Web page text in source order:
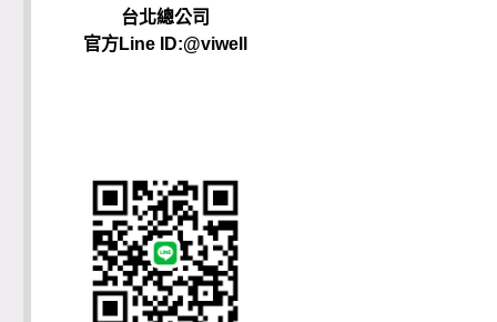
台北總公司
官方Line ID:@viwell